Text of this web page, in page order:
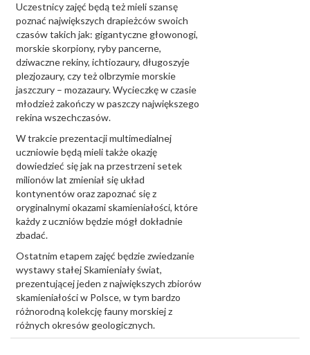
Uczestnicy zajęć będą też mieli szansę
poznać największych drapieżców swoich
czasów takich jak: gigantyczne głowonogi,
morskie skorpiony, ryby pancerne,
dziwaczne rekiny, ichtiozaury, długoszyje
plezjozaury, czy też olbrzymie morskie
jaszczury – mozazaury. Wycieczkę w czasie
młodzież zakończy w paszczy największego
rekina wszechczasów.
W trakcie prezentacji multimedialnej
uczniowie będą mieli także okazję
dowiedzieć się jak na przestrzeni setek
milionów lat zmieniał się układ
kontynentów oraz zapoznać się z
oryginalnymi okazami skamieniałości, które
każdy z uczniów będzie mógł dokładnie
zbadać.
Ostatnim etapem zajęć będzie zwiedzanie
wystawy stałej Skamieniały świat,
prezentującej jeden z największych zbiorów
skamieniałości w Polsce, w tym bardzo
różnorodną kolekcję fauny morskiej z
różnych okresów geologicznych.